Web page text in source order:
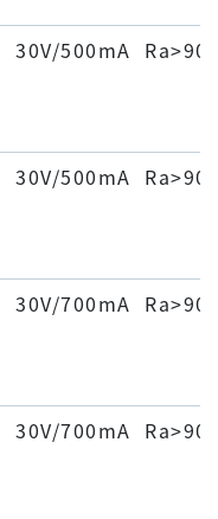
30V/500mA Ra>90
30V/500mA Ra>90
30V/700mA Ra>90
30V/700mA Ra>90